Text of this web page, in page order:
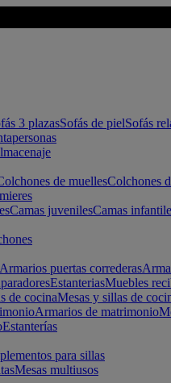
3 plazasSofás de pielSofás
de muellesColchones
Camas juvenilesCamas
Armarios puertas correderas
EstanteriasMuebles
de cocinaMesas y sillas de
Armarios de matrimonio
Estanterías
para sillas
Mesas multiusos